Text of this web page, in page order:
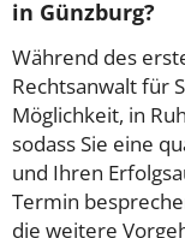
in Günzburg?
Während des
Rechtsanwalt für
Möglichkeit, in
sodass Sie eine
und Ihren
Termin
die weitere